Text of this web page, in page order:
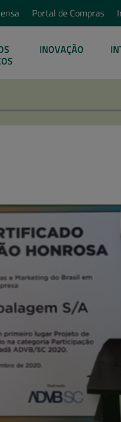
Portal de Compras
INOVAÇÃO